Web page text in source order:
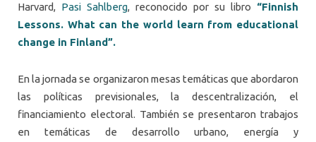
Harvard, Pasi Sahlberg, reconocido por su libro “Finnish
Lessons. What can the world learn from educational
change in Finland”.
En la jornada se organizaron mesas temáticas que abordaron
las políticas previsionales, la descentralización, el
financiamiento electoral. También se presentaron trabajos
en temáticas de desarrollo urbano, energía y